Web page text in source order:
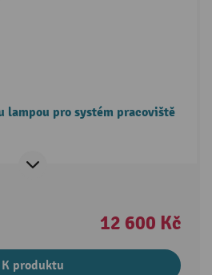
lampou pro systém pracoviště
12 600 Kč
K produktu